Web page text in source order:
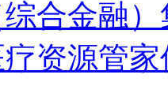
合金融）
疗资源管家